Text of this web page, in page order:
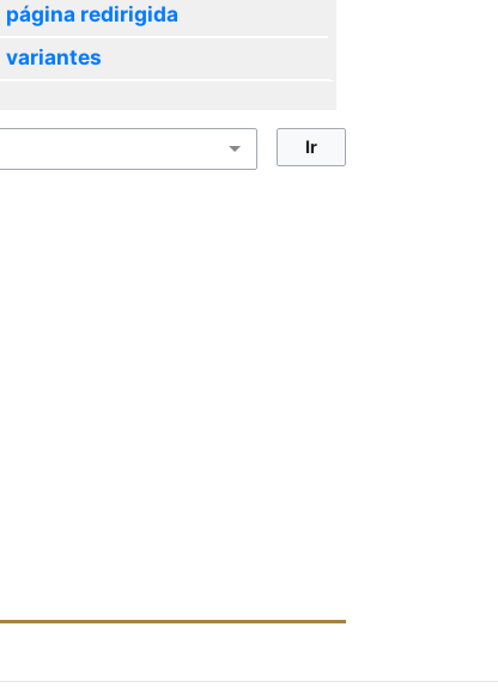
página redirigida
variantes